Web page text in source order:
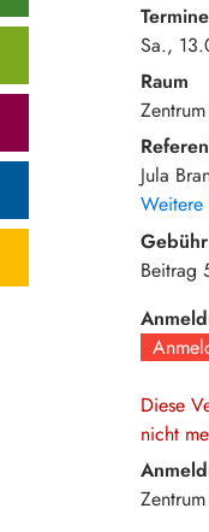
Termine
Sa.,
Raum
Jula
Weitere
Gebühr
Beitrag
Diese
nicht